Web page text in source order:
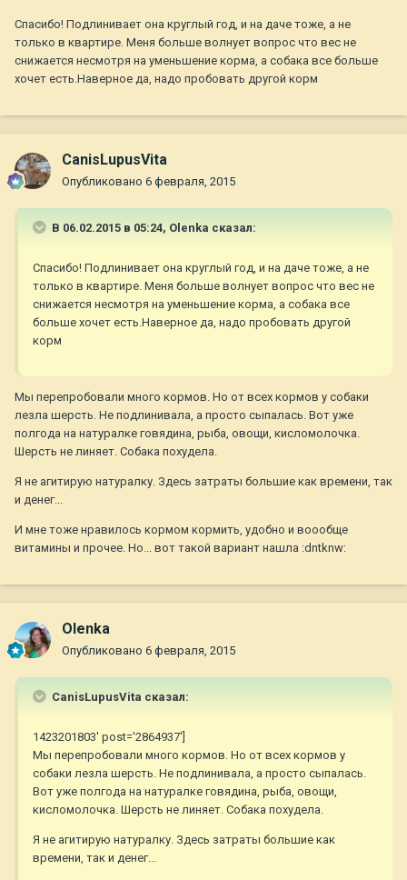
Спасибо! Подлинивает она круглый год, и на даче тоже, а не
только в квартире. Меня больше волнует вопрос что вес не
снижается несмотря на уменьшение корма, а собака все больше
хочет есть.Наверное да, надо пробовать другой корм
CanisLupusVita
Опубликовано 6 февраля, 2015
В 06.02.2015 в 05:24, Olenka сказал:
Спасибо! Подлинивает она круглый год, и на даче тоже, а не
только в квартире. Меня больше волнует вопрос что вес не
снижается несмотря на уменьшение корма, а собака все
больше хочет есть.Наверное да, надо пробовать другой
корм
Мы перепробовали много кормов. Но от всех кормов у собаки
лезла шерсть. Не подлинивала, а просто сыпалась. Вот уже
полгода на натуралке говядина, рыба, овощи, кисломолочка.
Шерсть не линяет. Собака похудела.
Я не агитирую натуралку. Здесь затраты большие как времени, так
и денег...
И мне тоже нравилось кормом кормить, удобно и воообще
витамины и прочее. Но... вот такой вариант нашла :dntknw:
Olenka
Опубликовано 6 февраля, 2015
CanisLupusVita сказал:
1423201803' post='2864937']
Мы перепробовали много кормов. Но от всех кормов у
собаки лезла шерсть. Не подлинивала, а просто сыпалась.
Вот уже полгода на натуралке говядина, рыба, овощи,
кисломолочка. Шерсть не линяет. Собака похудела.
Я не агитирую натуралку. Здесь затраты большие как
времени, так и денег...